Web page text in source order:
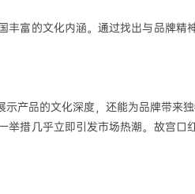
富的文化内涵。通过找出与品牌
产品的文化深度，还能为品牌带来
措几乎立即引发市场热潮。故宫